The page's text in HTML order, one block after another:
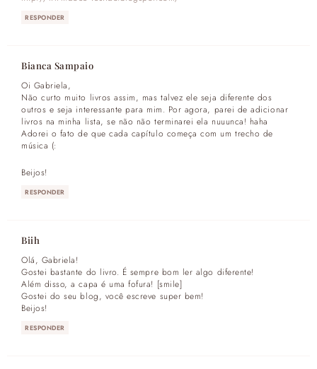
RESPONDER
Bianca Sampaio
Oi Gabriela,
Não curto muito livros assim, mas talvez ele seja diferente dos
outros e seja interessante para mim. Por agora, parei de adicionar
livros na minha lista, se não não terminarei ela nuuunca! haha
Adorei o fato de que cada capítulo começa com um trecho de
música (:
Beijos!
RESPONDER
Biih
Olá, Gabriela!
Gostei bastante do livro. É sempre bom ler algo diferente!
Além disso, a capa é uma fofura! [smile]
Gostei do seu blog, você escreve super bem!
Beijos!
RESPONDER